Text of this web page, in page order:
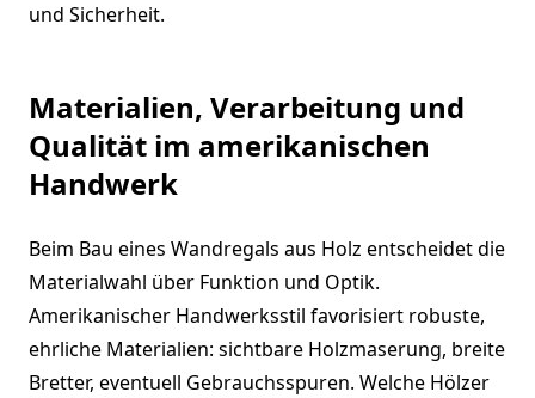
und Sicherheit.
Materialien, Verarbeitung und
Qualität im amerikanischen
Handwerk
Beim Bau eines Wandregals aus Holz entscheidet die
Materialwahl über Funktion und Optik.
Amerikanischer Handwerksstil favorisiert robuste,
ehrliche Materialien: sichtbare Holzmaserung, breite
Bretter, eventuell Gebrauchsspuren. Welche Hölzer